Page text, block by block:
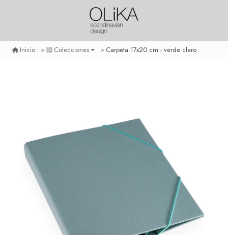
Inicio Colecciones Carpeta 17x20 cm - verde claro